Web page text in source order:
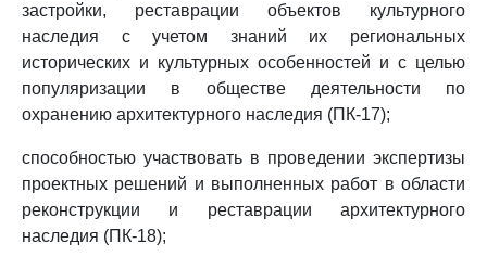
застройки, реставрации объектов культурного
наследия с учетом знаний их региональных
исторических и культурных особенностей и с целью
популяризации в обществе деятельности по
охранению архитектурного наследия (ПК-17);
способностью участвовать в проведении экспертизы
проектных решений и выполненных работ в области
реконструкции и реставрации архитектурного
наследия (ПК-18);